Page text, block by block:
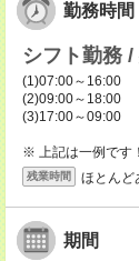
勤務時間
シフト勤務
(1)07:00～16:00
(2)09:00～18:00
(3)17:00～09:00
※ 上記は一例です
残業時間 ほとんど
期間